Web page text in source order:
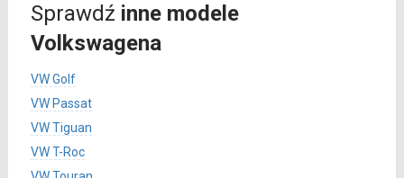
Sprawdź inne modele
Volkswagena
VW Golf
VW Passat
VW Tiguan
VW T-Roc